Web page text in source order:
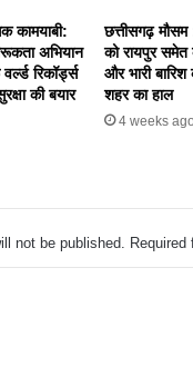
कामयाबी:
अभियान
रिकॉर्ड्स
की बयार
छत्तीसगढ़
को रायपुर
और भारी
शहर का हाल
4 weeks ago
not be published. Required